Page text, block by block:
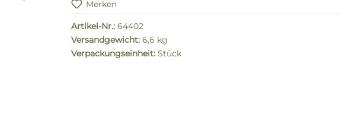
Merken
Artikel-Nr.: 64402
Versandgewicht: 6,6 kg
Verpackungseinheit: Stück